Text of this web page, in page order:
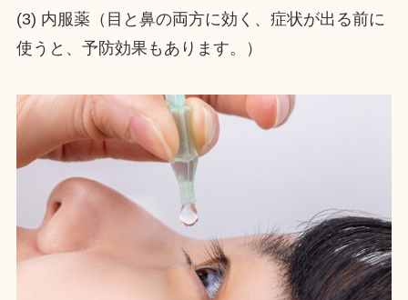
(3) 内服薬（目と鼻の両方に効く、症状が出る前に
使うと、予防効果もあります。）